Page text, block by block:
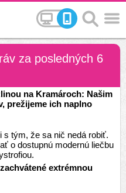
za posledných 6
na Kramároch: Našim
prežijeme ich naplno
s tým, že sa nič nedá robiť.
o dostupnú modernú liečbu
extrémnou